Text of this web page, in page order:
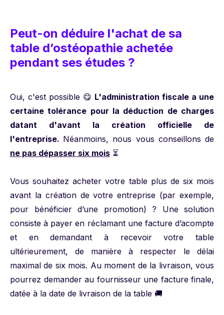
Peut-on déduire l'achat de sa
table d’ostéopathie achetée
pendant ses études ?
Oui, c'est possible 😋 L'administration fiscale a une
certaine tolérance pour la déduction de charges
datant d'avant la création officielle de
l'entreprise. Néanmoins, nous vous conseillons de
ne pas dépasser six mois ⏳
Vous souhaitez acheter votre table plus de six mois
avant la création de votre entreprise (par exemple,
pour bénéficier d’une promotion) ? Une solution
consiste à payer en réclamant une facture d’acompte
et en demandant à recevoir votre table
ultérieurement, de manière à respecter le délai
maximal de six mois. Au moment de la livraison, vous
pourrez demander au fournisseur une facture finale,
datée à la date de livraison de la table 🚚